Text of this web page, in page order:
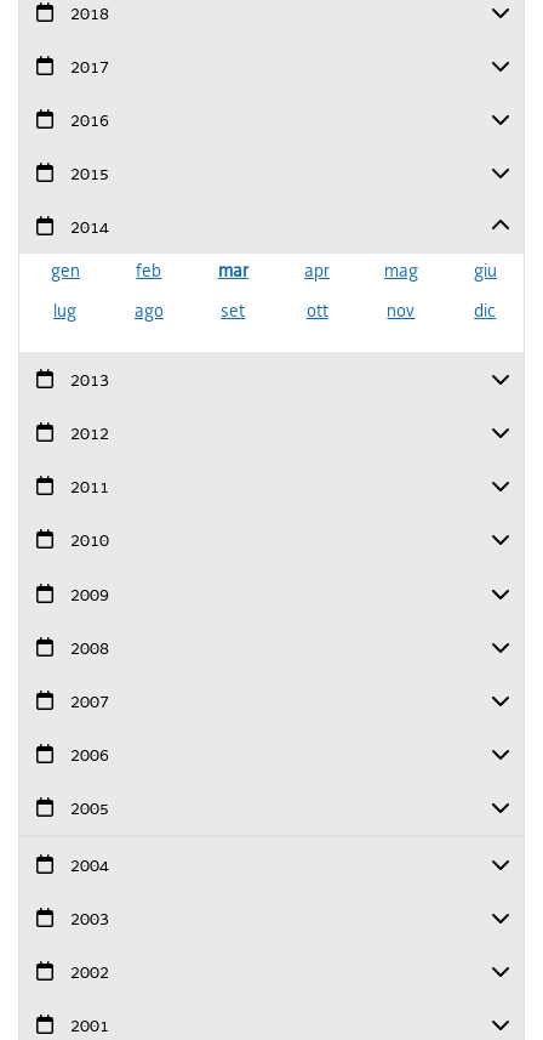
2018
2017
2016
2015
2014
gen
feb mar apr mag
giu
lug
ago set ott nov dic
2013
2012
2011
2010
2009
2008
2007
2006
2005
2004
2003
2002
2001